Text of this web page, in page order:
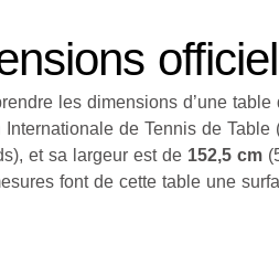
les dimensions d’une
Internationale de Tennis de
et sa largeur est de 152,5 cm
font de cette table une